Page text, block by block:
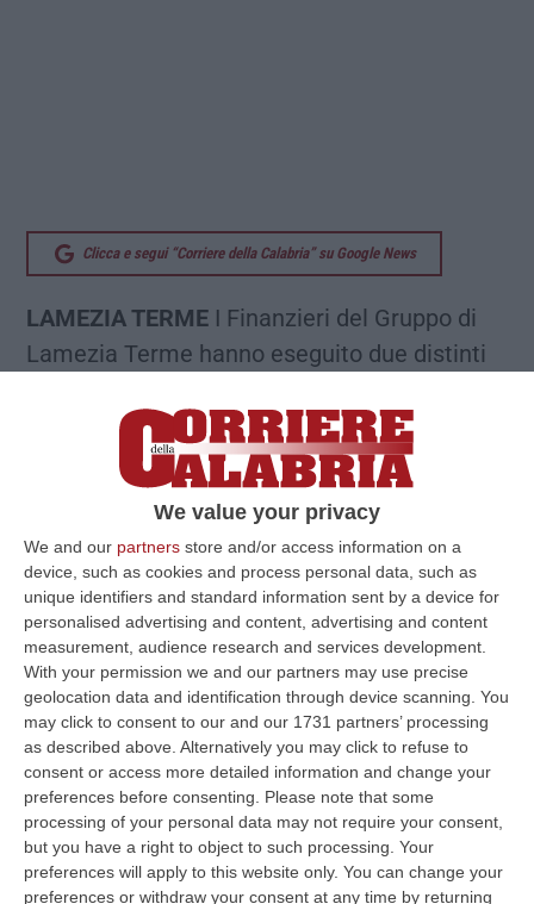
We value your privacy
We and our partners store and/or access information on a
device, such as cookies and process personal data, such as
unique identifiers and standard information sent by a device for
personalised advertising and content, advertising and content
measurement, audience research and services development.
With your permission we and our partners may use precise
geolocation data and identification through device scanning. You
may click to consent to our and our 1731 partners’ processing
as described above. Alternatively you may click to refuse to
consent or access more detailed information and change your
preferences before consenting.
Please note that some
processing of your personal data may not require your consent,
but you have a right to object to such processing. Your
preferences will apply to this website only. You can change your
preferences or withdraw your consent at any time by returning
Clicca e segui “Corriere della Calabria” su Google News
LAMEZIA TERME I Finanzieri del Gruppo di
Lamezia Terme hanno eseguito due distinti
sotto sequestro un fabbricato rurale e due
discariche abusive al cui interno sono stati
rinvenuti rifiuti speciali e pericolosi derivanti
dall’esercizio di attività di impresa
materiali, abbandonati sul nudo terreno,
miscelati tra loro e senza alcuna idonea
protezione, erano esposti agli agenti
atmosferici, con la conseguenza che il
percolato prodotto dall’inevitabile
dilavamento degli stessi, veniva assorbito
direttamente dal terreno contaminando le
matrici ambientali suolo ed acqua e
costituendo un potenziale pericolo per la
salute pubblica.